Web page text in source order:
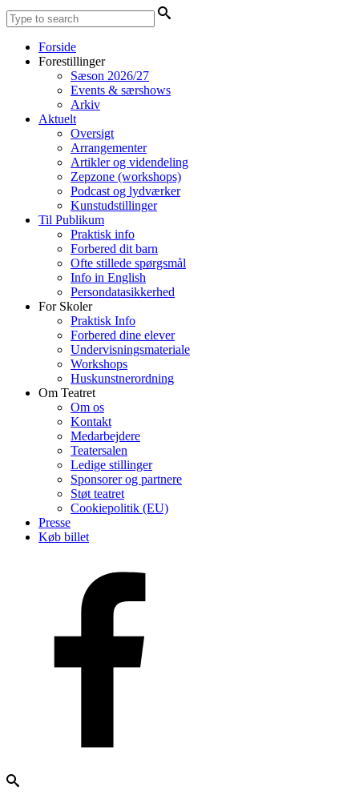
Forside
Forestillinger
Sæson 2026/27
Events & særshows
Arkiv
Aktuelt
Oversigt
Arrangementer
Artikler og videndeling
Zepzone (workshops)
Podcast og lydværker
Kunstudstillinger
Til Publikum
Praktisk info
Forbered dit barn
Ofte stillede spørgsmål
Info in English
Persondatasikkerhed
For Skoler
Praktisk Info
Forbered dine elever
Undervisningsmateriale
Workshops
Huskunstnerordning
Om Teatret
Om os
Kontakt
Medarbejdere
Teatersalen
Ledige stillinger
Sponsorer og partnere
Støt teatret
Cookiepolitik (EU)
Presse
Køb billet